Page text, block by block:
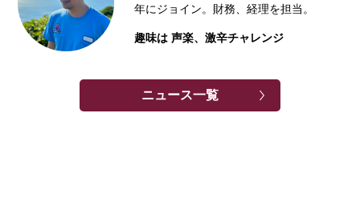
年にジョイン。財務、経理を担当。
趣味は 声楽、激辛チャレンジ
ニュース一覧